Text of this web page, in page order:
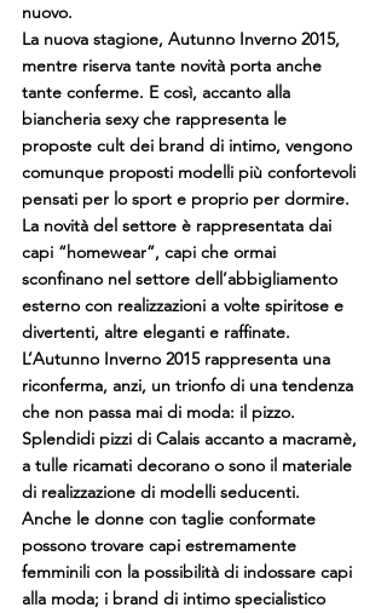
nuovo.
La nuova stagione, Autunno Inverno 2015,
mentre riserva tante novità porta anche
tante conferme. E così, accanto alla
biancheria sexy che rappresenta le
proposte cult dei brand di intimo, vengono
comunque proposti modelli più confortevoli
pensati per lo sport e proprio per dormire.
La novità del settore è rappresentata dai
capi “homewear”, capi che ormai
sconfinano nel settore dell’abbigliamento
esterno con realizzazioni a volte spiritose e
divertenti, altre eleganti e raffinate.
L’Autunno Inverno 2015 rappresenta una
riconferma, anzi, un trionfo di una tendenza
che non passa mai di moda: il pizzo.
Splendidi pizzi di Calais accanto a macramè,
a tulle ricamati decorano o sono il materiale
di realizzazione di modelli seducenti.
Anche le donne con taglie conformate
possono trovare capi estremamente
femminili con la possibilità di indossare capi
alla moda; i brand di intimo specialistico